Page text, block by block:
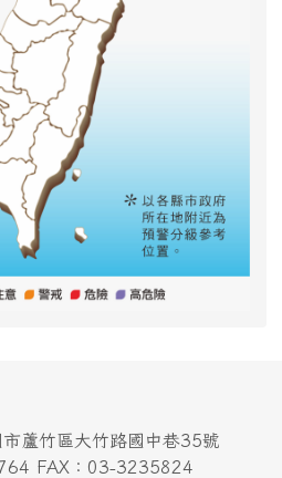
蘆竹區大竹路國中巷35號
FAX：03-3235824